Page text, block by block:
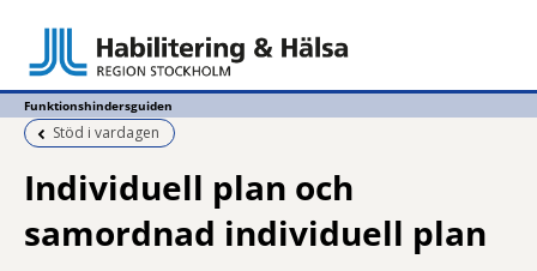
Funktionshindersguiden
Föregående sida:
Stöd i vardagen
Individuell plan och
samordnad individuell plan